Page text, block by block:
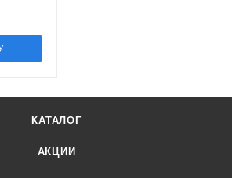
КАТАЛОГ
АКЦИИ